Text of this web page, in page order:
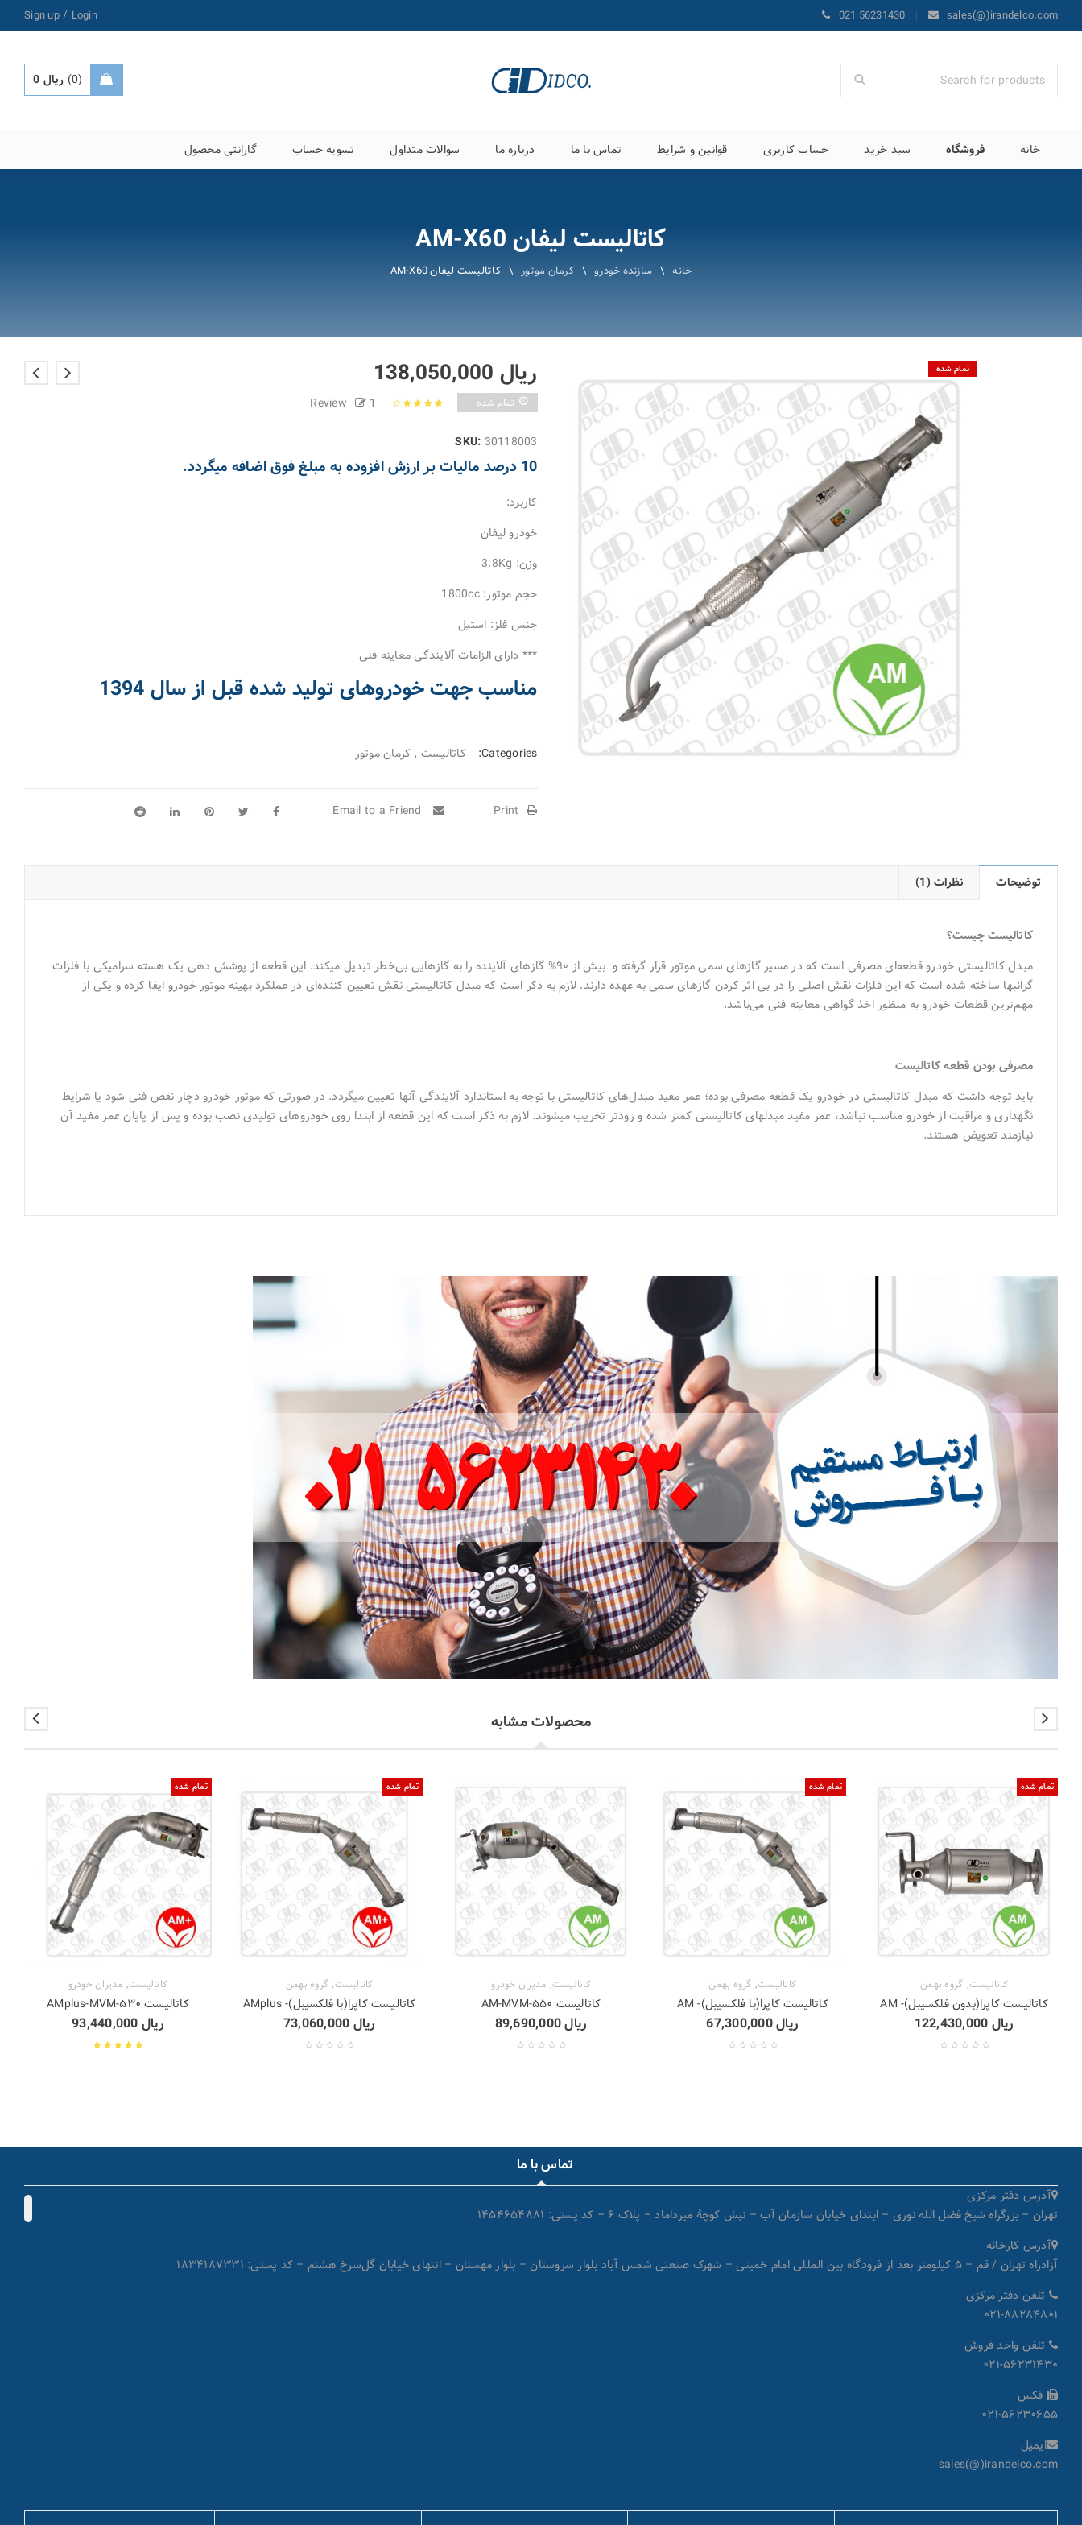
sales(@)irandelco.com
021 56231430
Login
/
Sign up
ریال 0
خانه فروشگاه سبد خرید حساب کاربری قوانین و شرایط تماس با ما درباره ما سوالات متداول تسویه حساب گارانتی محصول
کاتالیست لیفان AM-X60
خانه \ سازنده خودرو \ کرمان موتور \ کاتالیست لیفان AM-X60
تمام شده ریال
تمام شده 1
SKU: 30118003
10 درصد مالیات بر ارزش افزوده به مبلغ فوق اضافه میگردد.
کاربرد:
خودرو لیفان
وزن: 3.8Kg
حجم موتور: 1800cc
جنس فلز: استیل
*** دارای الزامات آلایندگی معاینه فنی
مناسب جهت خودروهای تولید شده قبل از سال 1394
Categories: کاتالیست , کرمان موتور
Print
توضیحات نظرات (1)
کاتالیست چیست؟
مبدل کاتالیستی خودرو قطعه‌ای مصرفی است که در مسیر گازهای سمی موتور قرار گرفته و بیش از ۹۰% گازهای آلاینده را به گازهایی بی‌خطر تبدیل می‎کند. این قطعه از پوشش دهی یک هسته سرامیکی با فلزات
گرانبها ساخته شده است که این فلزات نقش اصلی را در بی اثر کردن گازهای سمی به عهده دارند. لازم به ذکر است که مبدل کاتالیستی نقش تعیین کننده‌ای در عملکرد بهینه موتور خودرو ایفا کرده و یکی از
مهم‌ترین قطعات خودرو به منظور اخذ گواهی معاینه فنی می‌باشد.
مصرفی بودن قطعه کاتالیست
باید توجه داشت که مبدل‌ کاتالیستی در خودرو یک قطعه مصرفی بوده؛ عمر مفید مبدل‌های کاتالیستی با توجه به استاندارد آلایندگی آنها تعیین می‎گردد. در صورتی که موتور خودرو دچار نقص فنی شود یا شرایط
نگهداری و مراقبت از خودرو مناسب نباشد، عمر مفید مبدل‎های کاتالیستی کمتر شده و زودتر تخریب میشوند. لازم به ذکر است که این قطعه از ابتدا روی خودروهای تولیدی نصب بوده و پس از پایان عمر مفید آن
نیازمند تعویض هستند.
محصولات مشابه
تمام شده
کاتالیست, گروه بهمن
کاتالیست کاپرا(بدون فلکسیبل)- AM
ریال
تمام شده
کاتالیست, گروه بهمن
کاتالیست کاپرا(با فلکسیبل)- AM
ریال67,300,000
کاتالیست, مدیران خودرو
کاتالیست ۵۵۰-AM-MVM
ریال89,690,000
تمام شده
کاتالیست, گروه بهمن
کاتالیست کاپرا(با فلکسیبل)- AMplus
ریال
تمام شده
کاتالیست, مدیران خودرو
کاتالیست ۵۳۰-AMplus-MVM
ریال
تماس با ما
آدرس دفتر مرکزی
تهران – بزرگراه شیخ فضل الله نوری – ابتدای خیابان سازمان آب – نبش کوچۀ میرداماد – پلاک ۶ – کد پستی: ۱۴۵۴۶۵۴۸۸۱
آدرس کارخانه
آزادراه تهران / قم – ۵ کیلومتر بعد از فرودگاه بین المللی امام خمینی – شهرک صنعتی شمس آباد بلوار سروستان – بلوار مهستان – انتهای خیابان گل‌سرخ هشتم – کد پستی: ۱۸۳۴۱۸۷۳۳۱
تلفن دفتر مرکزی
۰۲۱-۸۸۲۸۴۸۰۱
تلفن واحد فروش
۰۲۱-۵۶۲۳۱۴۳۰
فکس
۰۲۱-۵۶۲۳۰۶۵۵
ایمیل
sales(@)irandelco.com